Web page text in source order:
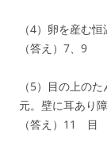
（4）卵を産む
（答え）7、9
（5）目の上の
元。壁に耳あり
（答え）11